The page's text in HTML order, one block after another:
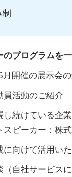
制
のプログラムを
月開催の展示会
員活動のご紹介
し続けている企
ピーカー：株
に向けて活用い
（自社サービス